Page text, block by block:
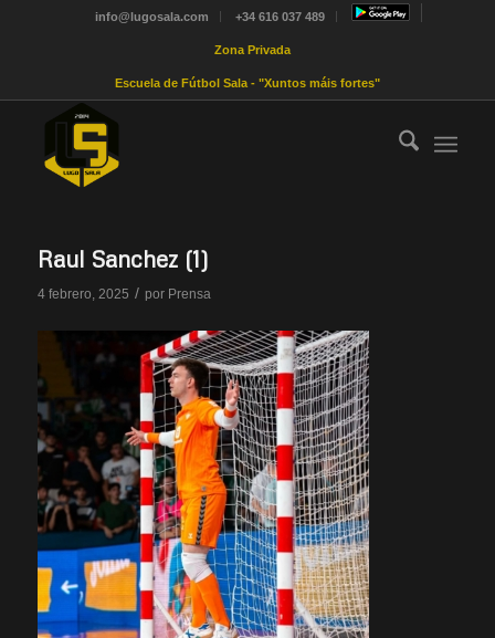
info@lugosala.com +34 616 037 489
Zona Privada
Escuela de Fútbol Sala - "Xuntos máis fortes"
Raul Sanchez (1)
4 febrero, 2025 / por Prensa